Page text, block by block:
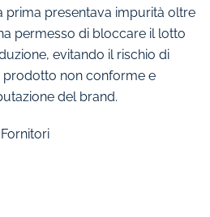
prima presentava impurità oltre
permesso di bloccare il lotto
evitando il rischio di
non conforme e
del brand.